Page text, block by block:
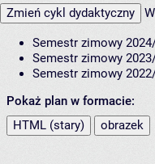
Zmień cykl dydaktyczny
Semestr zimowy
Semestr zimowy
Semestr zimowy
Pokaż plan w formacie:
HTML (stary)
obrazek